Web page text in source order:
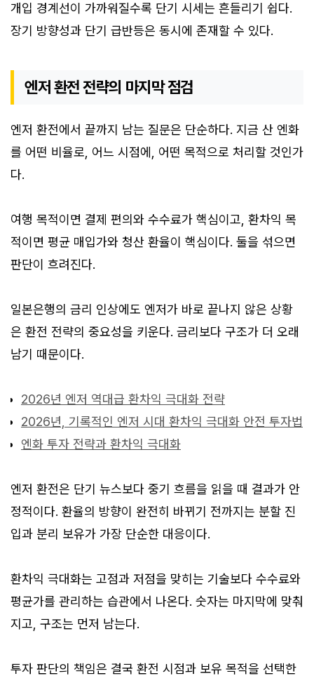
개입 경계선이 가까워질수록 단기 시세는 흔들리기 쉽다.
장기 방향성과 단기 급반등은 동시에 존재할 수 있다.
엔저 환전 전략의 마지막 점검
엔저 환전에서 끝까지 남는 질문은 단순하다. 지금 산 엔화
를 어떤 비율로, 어느 시점에, 어떤 목적으로 처리할 것인가
다.
여행 목적이면 결제 편의와 수수료가 핵심이고, 환차익 목
적이면 평균 매입가와 청산 환율이 핵심이다. 둘을 섞으면
판단이 흐려진다.
일본은행의 금리 인상에도 엔저가 바로 끝나지 않은 상황
은 환전 전략의 중요성을 키운다. 금리보다 구조가 더 오래
남기 때문이다.
2026년 엔저 역대급 환차익 극대화 전략
2026년, 기록적인 엔저 시대 환차익 극대화 안전 투자법
엔화 투자 전략과 환차익 극대화
엔저 환전은 단기 뉴스보다 중기 흐름을 읽을 때 결과가 안
정적이다. 환율의 방향이 완전히 바뀌기 전까지는 분할 진
입과 분리 보유가 가장 단순한 대응이다.
환차익 극대화는 고점과 저점을 맞히는 기술보다 수수료와
평균가를 관리하는 습관에서 나온다. 숫자는 마지막에 맞춰
지고, 구조는 먼저 남는다.
투자 판단의 책임은 결국 환전 시점과 보유 목적을 선택한